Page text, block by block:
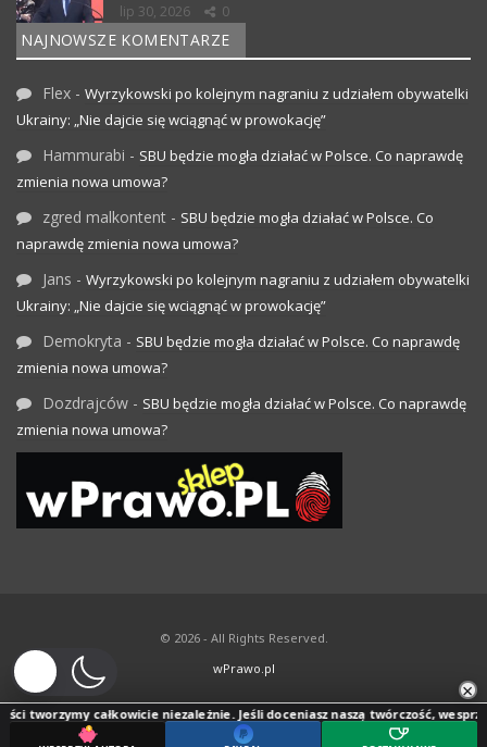
lip 30, 2026 0
NAJNOWSZE KOMENTARZE
Flex - Wyrzykowski po kolejnym nagraniu z udziałem obywatelki
Ukrainy: „Nie dajcie się wciągnąć w prowokację”
Hammurabi - SBU będzie mogła działać w Polsce. Co naprawdę
zmienia nowa umowa?
zgred malkontent - SBU będzie mogła działać w Polsce. Co
naprawdę zmienia nowa umowa?
Jans - Wyrzykowski po kolejnym nagraniu z udziałem obywatelki
Ukrainy: „Nie dajcie się wciągnąć w prowokację”
Demokryta - SBU będzie mogła działać w Polsce. Co naprawdę
zmienia nowa umowa?
Dozdrajców - SBU będzie mogła działać w Polsce. Co naprawdę
zmienia nowa umowa?
© 2026 - All Rights Reserved.
wPrawo.pl
×
tworzymy całkowicie niezależnie. Jeśli doceniasz naszą twórczość, wesprzyj